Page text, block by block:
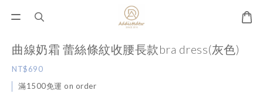
曲線奶霜 蕾絲條紋收腰長款bra dress(灰色)
NT$690
滿1500免運 on order